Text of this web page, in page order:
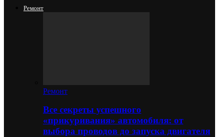
Ремонт
Ремонт
Все секреты успешного
«прикуривания» автомобиля: от
выбора проводов до запуска двигателя